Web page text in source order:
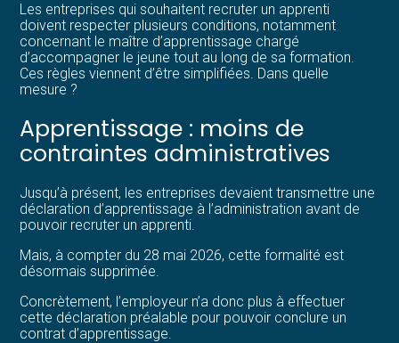
Construire votre patrimoine
Structurer votre croissance
électronique
Les entreprises qui souhaitent recruter un apprenti
doivent respecter plusieurs conditions, notamment
concernant le maître d’apprentissage chargé
d’accompagner le jeune tout au long de sa formation.
Ces règles viennent d’être simplifiées. Dans quelle
mesure ?
Apprentissage : moins de
contraintes administratives
Jusqu’à présent, les entreprises devaient transmettre une
déclaration d’apprentissage à l’administration avant de
pouvoir recruter un apprenti.
Mais, à compter du 28 mai 2026, cette formalité est
désormais supprimée.
Concrètement, l’employeur n’a donc plus à effectuer
cette déclaration préalable pour pouvoir conclure un
contrat d’apprentissage.